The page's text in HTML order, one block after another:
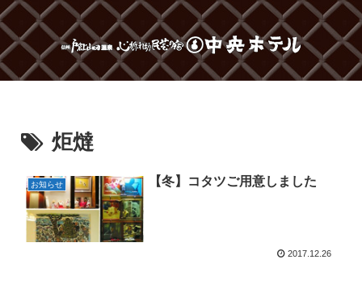
炬燵
お知らせ 【冬】コタツご用意しました
2017.12.26